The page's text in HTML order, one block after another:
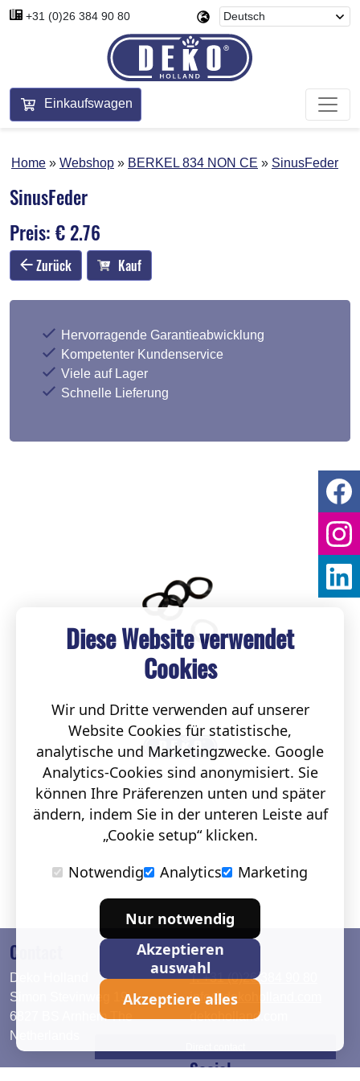
+31 (0)26 384 90 80
Einkaufswagen
Home Webshop BERKEL 834 NON CE SinusFeder
SinusFeder
Preis: € 2.76
Zurück Kauf
Hervorragende Garantieabwicklung
Kompetenter Kundenservice
Viele auf Lager
Schnelle Lieferung
Contact
Deko Holland
Simon Stevinweg 19
6827 BS Arnhem The
Netherlands
T. +31 (0)26 384 90 80
info@dekoholland.com
dekoholland.com
Social
Diese Website verwendet
Cookies
Wir und Dritte verwenden auf unserer
Website Cookies für statistische,
analytische und Marketingzwecke. Google
Analytics-Cookies sind anonymisiert. Sie
können Ihre Präferenzen unten und später
ändern, indem Sie in der unteren Leiste auf
„Cookie setup“ klicken.
Notwendig
Analytics Marketing
Nur notwendig
Akzeptieren
auswahl
Akzeptiere alles